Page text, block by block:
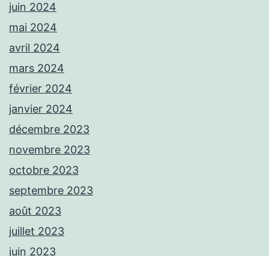
juin 2024
mai 2024
avril 2024
mars 2024
février 2024
janvier 2024
décembre 2023
novembre 2023
octobre 2023
septembre 2023
août 2023
juillet 2023
juin 2023